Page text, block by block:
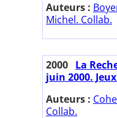
Auteurs :
Michel. Collab.
2000 La
juin 2000.
Auteurs :
Collab.